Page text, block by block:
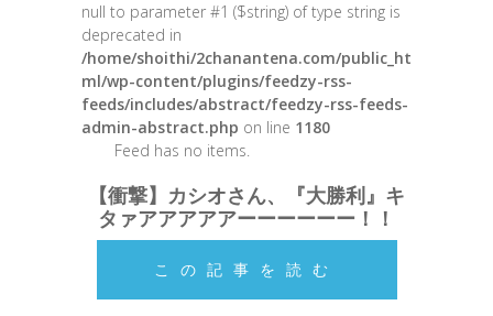
null to parameter #1 ($string) of type string is
deprecated in
/home/shoithi/2chanantena.com/public_ht
ml/wp-content/plugins/feedzy-rss-
feeds/includes/abstract/feedzy-rss-feeds-
admin-abstract.php on line 1180
Feed has no items.
【衝撃】カシオさん、『大勝利』キ
タァアアアアアーーーーーー！！
この記事を読む